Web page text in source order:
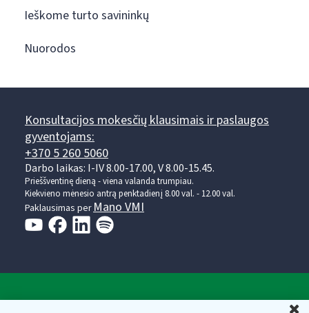
Ieškome turto savininkų
Nuorodos
Konsultacijos mokesčių klausimais ir paslaugos
gyventojams:
+370 5 260 5060
Darbo laikas: I-IV 8.00-17.00, V 8.00-15.45.
Prieššventinę dieną - viena valanda trumpiau.
Kiekvieno mėnesio antrą penktadienį 8.00 val. - 12.00 val.
Paklausimas per Mano VMI